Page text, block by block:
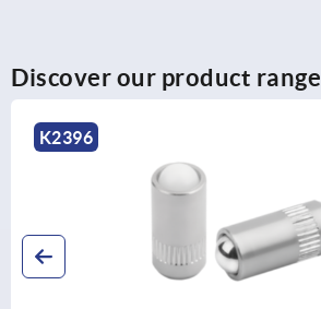
Discover our product range